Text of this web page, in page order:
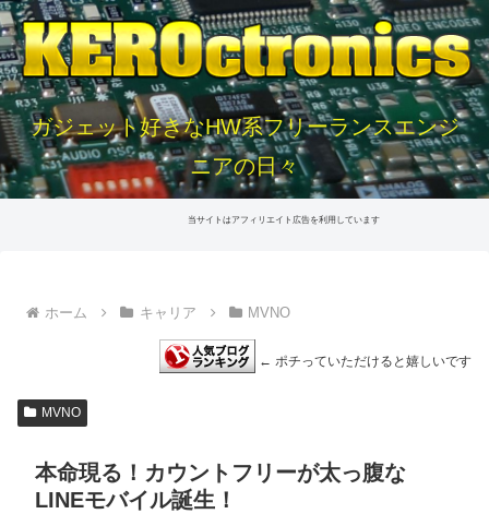
ガジェット好きなHW系フリーランスエンジ
ニアの日々
当サイトはアフィリエイト広告を利用しています
ホーム キャリア MVNO
← ポチっていただけると嬉しいです
MVNO
本命現る！カウントフリーが太っ腹な
LINEモバイル誕生！